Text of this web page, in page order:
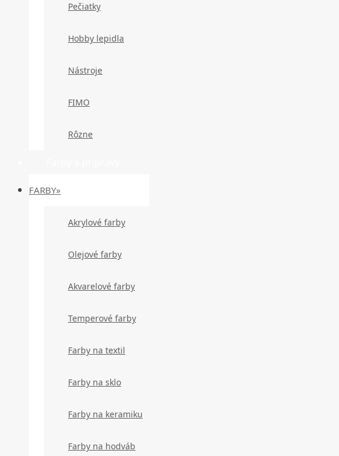
Pečiatky
Hobby lepidla
Nástroje
FIMO
Rôzne
FARBY»
Akrylové farby
Olejové farby
Akvarelové farby
Temperové farby
Farby na textil
Farby na sklo
Farby na keramiku
Farby na hodváb